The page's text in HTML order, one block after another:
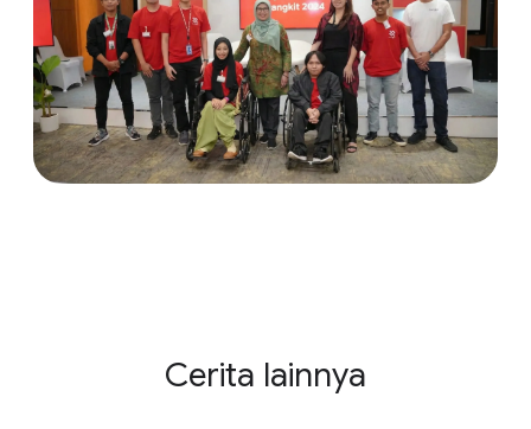
Cerita lainnya